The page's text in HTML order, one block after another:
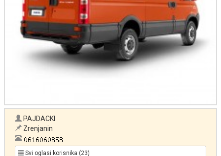
PAJDACKI
Zrenjanin
Svi oglasi korisnika (23)